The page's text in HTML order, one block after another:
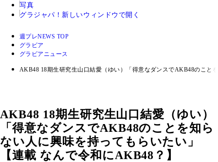
写真
グラジャパ！ 新しいウィンドウで開く
週プレNEWS TOP
グラビア
グラビアニュース
AKB48 18期生研究生山口結愛（ゆい）「得意なダンスでAKB48のこ
AKB48 18期生研究生山口結愛（ゆい）
「得意なダンスでAKB48のことを知ら
ない人に興味を持ってもらいたい」
【連載 なんで令和にAKB48？】